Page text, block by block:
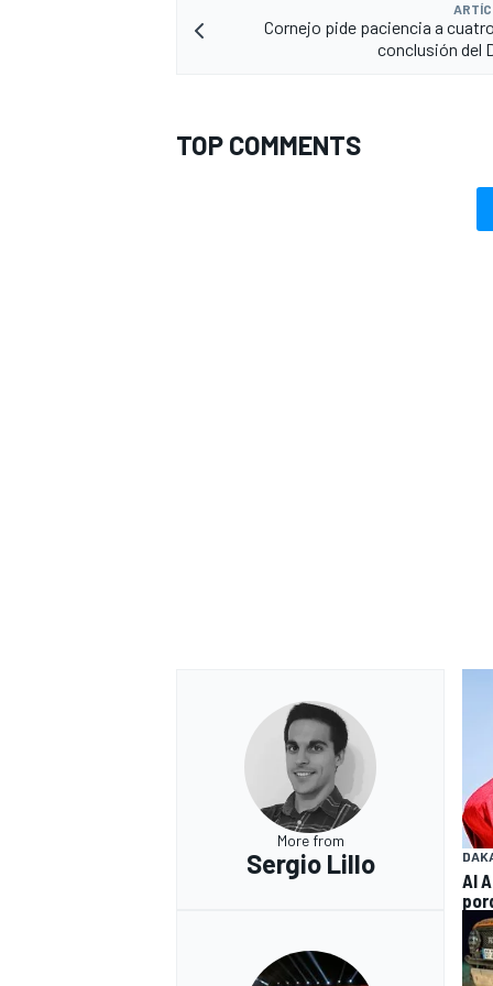
Cornejo pide paciencia a
conclusión del
TOP COMMENTS
More from
Sergio Lillo
Al